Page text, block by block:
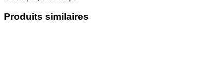
Produits similaires